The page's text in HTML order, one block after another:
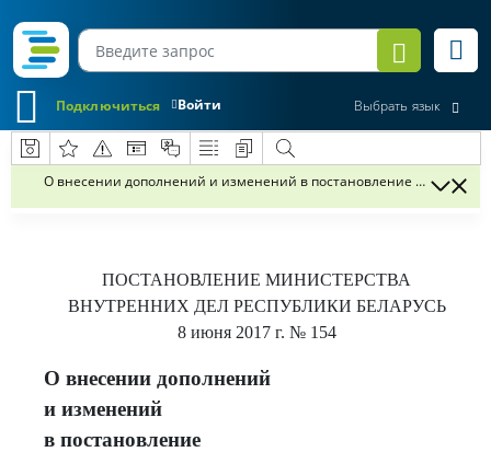
Войти
Подключиться Выбрать язык
О внесении дополнений и изменений в постановление
ПОСТАНОВЛЕНИЕ МИНИСТЕРСТВА
ВНУТРЕННИХ ДЕЛ РЕСПУБЛИКИ БЕЛАРУСЬ
8 июня 2017 г. № 154
О внесении дополнений
и изменений
в постановление